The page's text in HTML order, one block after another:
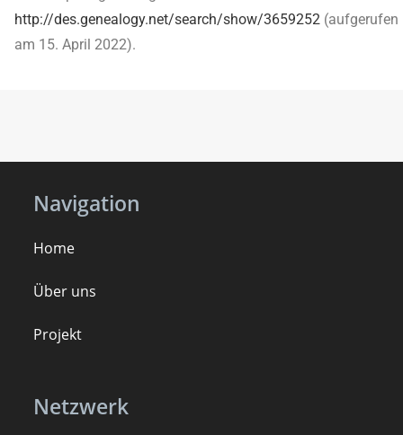
http://des.genealogy.net/search/show/3659252 (aufgerufen
am 15. April 2022).
Navigation
Home
Über uns
Projekt
Netzwerk